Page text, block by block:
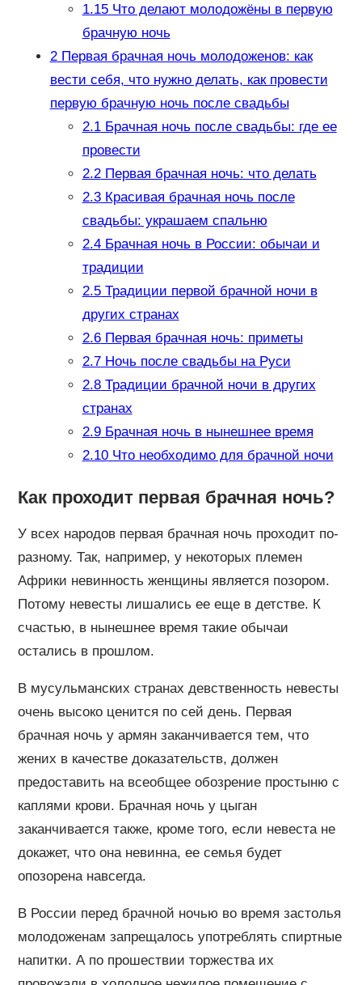
1.15Что делают молодожёны в первую
брачную ночь
2Первая брачная ночь молодоженов: как
вести себя, что нужно делать, как провести
первую брачную ночь после свадьбы
2.1Брачная ночь после свадьбы: где ее
провести
2.2Первая брачная ночь: что делать
2.3Красивая брачная ночь после
свадьбы: украшаем спальню
2.4Брачная ночь в России: обычаи и
традиции
2.5Традиции первой брачной ночи в
других странах
2.6Первая брачная ночь: приметы
2.7Ночь после свадьбы на Руси
2.8Традиции брачной ночи в других
странах
2.9Брачная ночь в нынешнее время
2.10Что необходимо для брачной ночи
Как проходит первая брачная ночь?
У всех народов первая брачная ночь проходит по-
разному. Так, например, у некоторых племен
Африки невинность женщины является позором.
Потому невесты лишались ее еще в детстве. К
счастью, в нынешнее время такие обычаи
остались в прошлом.
В мусульманских странах девственность невесты
очень высоко ценится по сей день. Первая
брачная ночь у армян заканчивается тем, что
жених в качестве доказательств, должен
предоставить на всеобщее обозрение простыню с
каплями крови. Брачная ночь у цыган
заканчивается также, кроме того, если невеста не
докажет, что она невинна, ее семья будет
опозорена навсегда.
В России перед брачной ночью во время застолья
молодоженам запрещалось употреблять спиртные
напитки. А по прошествии торжества их